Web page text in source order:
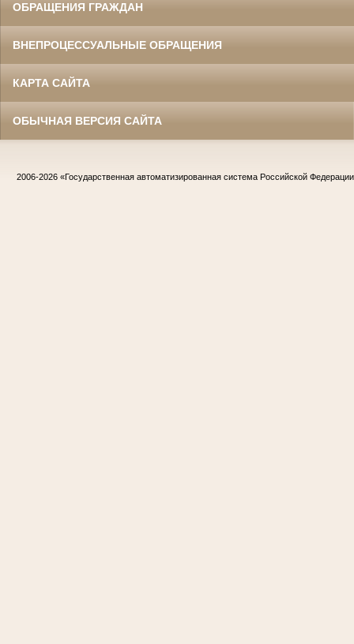
ОБРАЩЕНИЯ ГРАЖДАН
ВНЕПРОЦЕССУАЛЬНЫЕ ОБРАЩЕНИЯ
КАРТА САЙТА
ОБЫЧНАЯ ВЕРСИЯ САЙТА
2006-2026 «Государственная автоматизированная система Российской